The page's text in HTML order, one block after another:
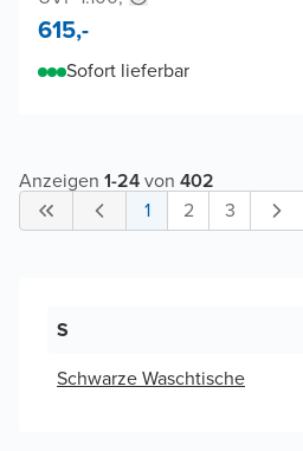
615,-
Sofort lieferbar
Anzeigen 1-24von 402
1
2 3
S
Schwarze Waschtische